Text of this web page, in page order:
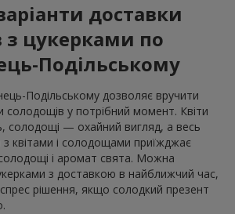
доставки
з цукерками по
Подільському
Подільському дозволяє вручити
солодощів у потрібний момент. Квіти
солодощі — охайний вигляд, а весь
квітами і солодощами приїжджає
і аромат свята. Можна
з доставкою в найближчий час,
рішення, якщо солодкий презент